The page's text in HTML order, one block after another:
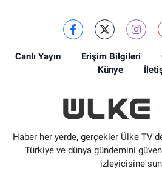
Canlı Yayın Erişim Bilgileri
Künye
Haber her yerde, gerçekler Ülke
Türkiye ve dünya gündemini
izleyicisine